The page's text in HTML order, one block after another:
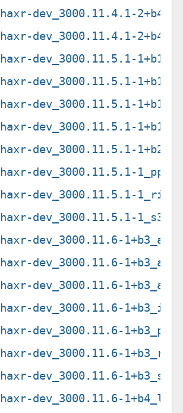
dev_3000.11.4.1-
dev_3000.11.4.1-
dev_3000.11.5.1-
dev_3000.11.5.1-
dev_3000.11.5.1-
dev_3000.11.5.1-
dev_3000.11.5.1-
dev_3000.11.5.1-
dev_3000.11.5.1-
dev_3000.11.5.1-
dev_3000.11.6-
dev_3000.11.6-
dev_3000.11.6-
dev_3000.11.6-
dev_3000.11.6-
dev_3000.11.6-
dev_3000.11.6-
dev_3000.11.6-